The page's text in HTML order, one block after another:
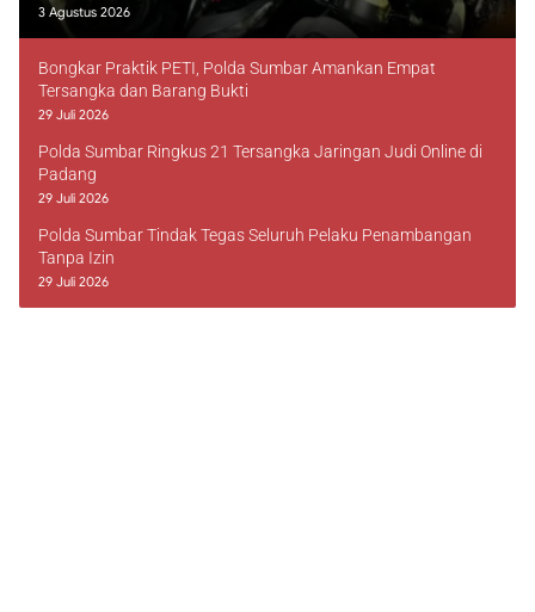
3 Agustus 2026
Bongkar Praktik PETI, Polda Sumbar Amankan Empat
Tersangka dan Barang Bukti
29 Juli 2026
Polda Sumbar Ringkus 21 Tersangka Jaringan Judi Online di
Padang
29 Juli 2026
Polda Sumbar Tindak Tegas Seluruh Pelaku Penambangan
Tanpa Izin
29 Juli 2026